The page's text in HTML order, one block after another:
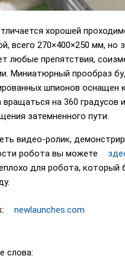
хорошей
всего 270×400×250 мм, но
любые препятствия,
Миниатюрный прообраз
шпионов оснащен
вращаться на 360 градусов
затемненного пути.
видео-ролик,
робота вы можете
для робота, который
newlaunches.com
слова: